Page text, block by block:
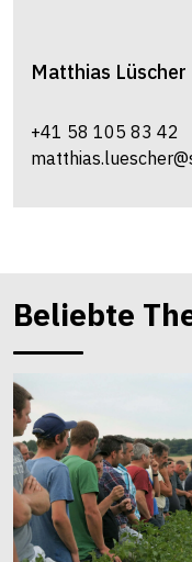
Matthias Lüscher
+41 58 105 83 42
Beliebte